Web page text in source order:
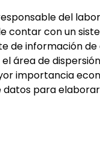
del
contar con un
de información de
área de
importancia
datos para